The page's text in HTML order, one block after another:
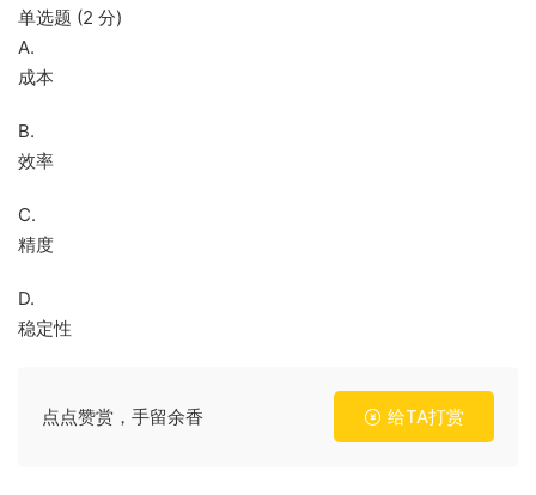
单选题 (2 分)
A.
成本
B.
效率
C.
精度
D.
稳定性
点点赞赏，手留余香 给TA打赏